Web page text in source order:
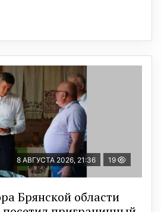
8 АВГУСТА 2026, 21:36 19
Брянской области